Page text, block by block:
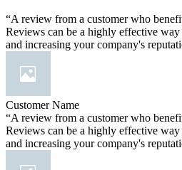
“A review from a customer who
Reviews can be a highly effective
and increasing your company's
Customer Name
“A review from a customer who
Reviews can be a highly effective
and increasing your company's